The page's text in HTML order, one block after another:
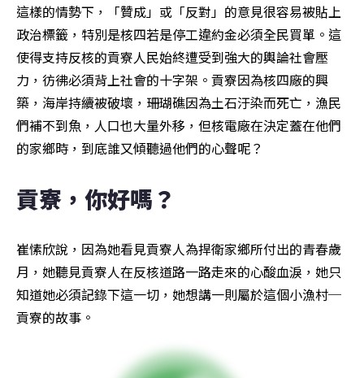
這樣的情勢下，「贊成」或「反對」的意見很容易被貼上
政治標籤，特別是核四若是停工違約金必須全民買單。這
使得支持反核的貢寮人民始終遭受到強大的輿論社會壓
力，彷彿必須背上社會的十字架。貢寮因為核四廠的興
築，海岸持續被破壞，珊瑚礁因為土石汙染而死亡，漁民
們補不到魚，人口也大量外移，但核電廠在決定蓋在他們
的家鄉時，到底誰又傾聽過他們的心聲呢？
貢寮，你好嗎？
崔愫欣說，因為她看見貢寮人為捍衛家鄉所付出的青春歲
月，她聽見貢寮人在反核道路一路走來的心酸血淚，她只
知道她必須記錄下這一切，她想講一則屬於這個小漁村─
貢寮的故事。